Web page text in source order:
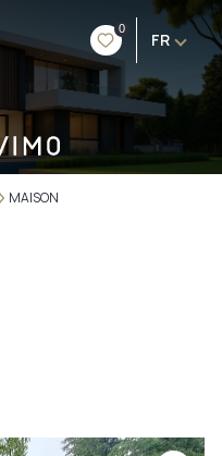
0
FR
MAISON